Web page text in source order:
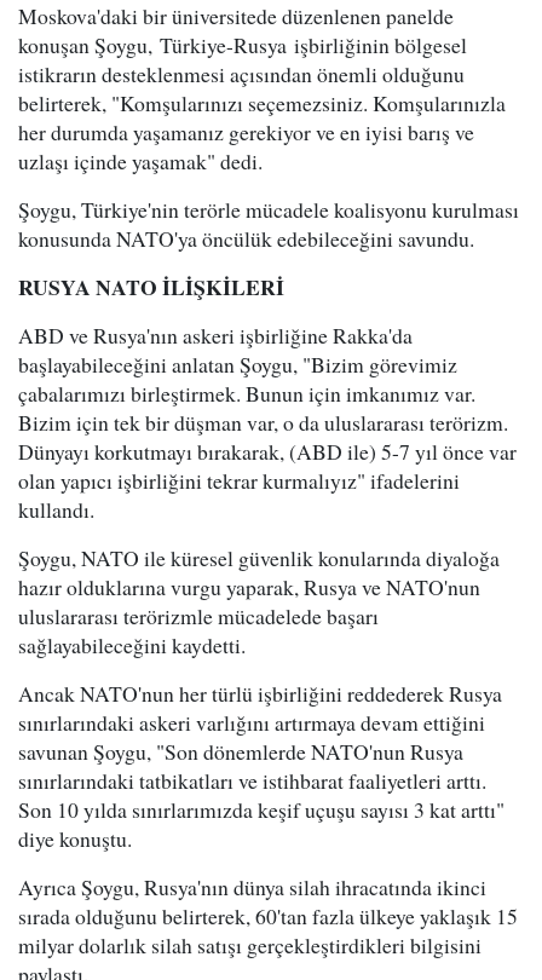
Moskova'daki bir üniversitede düzenlenen panelde
konuşan Şoygu, Türkiye-Rusya işbirliğinin bölgesel
istikrarın desteklenmesi açısından önemli olduğunu
belirterek, "Komşularınızı seçemezsiniz. Komşularınızla
her durumda yaşamanız gerekiyor ve en iyisi barış ve
uzlaşı içinde yaşamak" dedi.
Şoygu, Türkiye'nin terörle mücadele koalisyonu kurulması
konusunda NATO'ya öncülük edebileceğini savundu.
RUSYA NATO İLİŞKİLERİ
ABD ve Rusya'nın askeri işbirliğine Rakka'da
başlayabileceğini anlatan Şoygu, "Bizim görevimiz
çabalarımızı birleştirmek. Bunun için imkanımız var.
Bizim için tek bir düşman var, o da uluslararası terörizm.
Dünyayı korkutmayı bırakarak, (ABD ile) 5-7 yıl önce var
olan yapıcı işbirliğini tekrar kurmalıyız" ifadelerini
kullandı.
Şoygu, NATO ile küresel güvenlik konularında diyaloğa
hazır olduklarına vurgu yaparak, Rusya ve NATO'nun
uluslararası terörizmle mücadelede başarı
sağlayabileceğini kaydetti.
Ancak NATO'nun her türlü işbirliğini reddederek Rusya
sınırlarındaki askeri varlığını artırmaya devam ettiğini
savunan Şoygu, "Son dönemlerde NATO'nun Rusya
sınırlarındaki tatbikatları ve istihbarat faaliyetleri arttı.
Son 10 yılda sınırlarımızda keşif uçuşu sayısı 3 kat arttı"
diye konuştu.
Ayrıca Şoygu, Rusya'nın dünya silah ihracatında ikinci
sırada olduğunu belirterek, 60'tan fazla ülkeye yaklaşık 15
milyar dolarlık silah satışı gerçekleştirdikleri bilgisini
paylaştı.